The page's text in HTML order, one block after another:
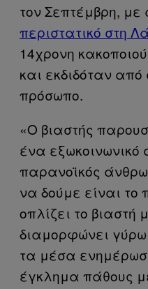
τον Σεπτέμβρη,
περιστατικό στη
14χρονη
και εκδιδόταν από
πρόσωπο.
«Ο βιαστής
ένα εξωκοινωνικό
παρανοϊκός
να δούμε είναι το
οπλίζει το
διαμορφώνει
τα μέσα
έγκλημα πάθους